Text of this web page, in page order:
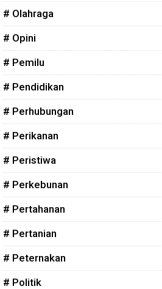
# Olahraga
# Opini
# Pemilu
# Pendidikan
# Perhubungan
# Perikanan
# Peristiwa
# Perkebunan
# Pertahanan
# Pertanian
# Peternakan
# Politik